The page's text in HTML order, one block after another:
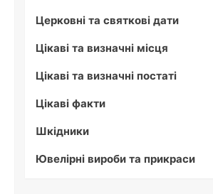
Церковні та святкові дати
Цікаві та визначні місця
Цікаві та визначні постаті
Цікаві факти
Шкідники
Ювелірні вироби та прикраси